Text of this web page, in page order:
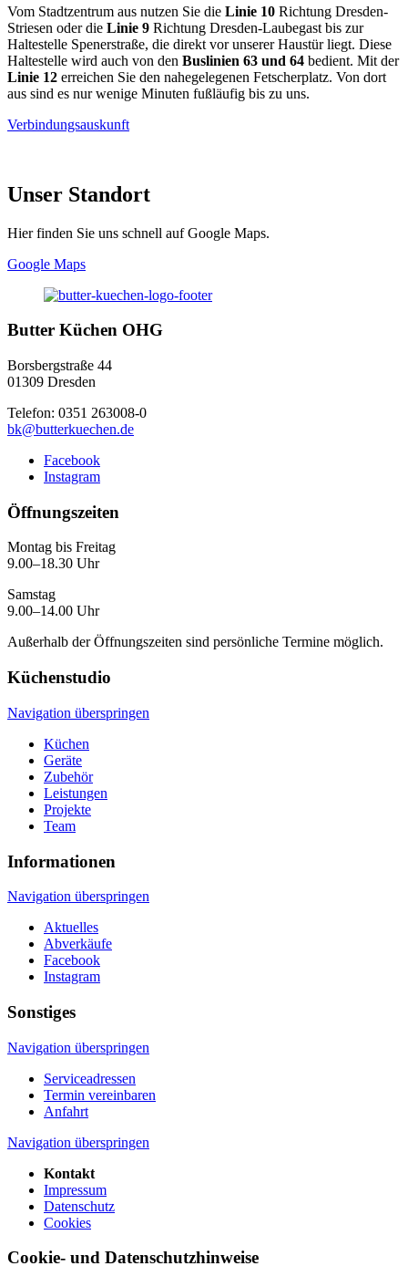
Vom Stadtzentrum aus nutzen Sie die Linie 10 Richtung Dresden-
Striesen oder die Linie 9 Richtung Dresden-Laubegast bis zur
Haltestelle Spenerstraße, die direkt vor unserer Haustür liegt. Diese
Haltestelle wird auch von den Buslinien 63 und 64 bedient. Mit der
Linie 12 erreichen Sie den nahegelegenen Fetscherplatz. Von dort
aus sind es nur wenige Minuten fußläufig bis zu uns.
Verbindungsauskunft
Unser Standort
Hier finden Sie uns schnell auf Google Maps.
Google Maps
Butter Küchen OHG
Borsbergstraße 44
01309 Dresden
Telefon: 0351 263008-0
bk@butterkuechen.de
Facebook
Instagram
Öffnungszeiten
Montag bis Freitag
9.00–18.30 Uhr
Samstag
9.00–14.00 Uhr
Außerhalb der Öffnungszeiten sind persönliche Termine möglich.
Küchenstudio
Navigation überspringen
Küchen
Geräte
Zubehör
Leistungen
Projekte
Team
Informationen
Navigation überspringen
Aktuelles
Abverkäufe
Facebook
Instagram
Sonstiges
Navigation überspringen
Serviceadressen
Termin vereinbaren
Anfahrt
Navigation überspringen
Kontakt
Impressum
Datenschutz
Cookies
Cookie- und Datenschutz­hinweise